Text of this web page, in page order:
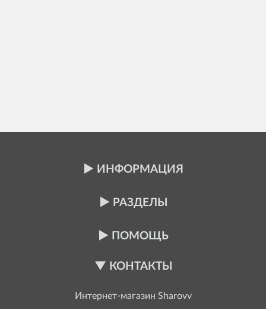
ИНФОРМАЦИЯ
РАЗДЕЛЫ
ПОМОЩЬ
КОНТАКТЫ
Интернет-магазин Sharovv